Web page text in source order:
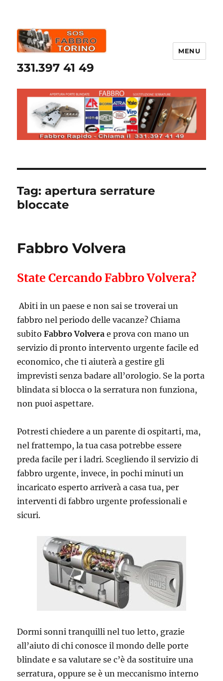
331.397 41 49
MENU
Tag:apertura serrature
bloccate
Fabbro Volvera
State Cercando Fabbro Volvera?
Abiti in un paese e non sai se troverai un
fabbro nel periodo delle vacanze? Chiama
subitoFabbro Volvera e prova con mano un
servizio di pronto intervento urgente facile ed
economico, che ti aiuterà a gestire gli
imprevisti senza badare all’orologio. Se la porta
blindata si blocca o la serratura non funziona,
non puoi aspettare.
Potresti chiedere a un parente di ospitarti, ma,
nel frattempo, la tua casa potrebbe essere
preda facile per i ladri. Scegliendo il servizio di
fabbro urgente, invece, in pochi minuti un
incaricato esperto arriverà a casa tua, per
interventi di fabbro urgente professionali e
sicuri.
Dormi sonni tranquilli nel tuo letto, grazie
all’aiuto di chi conosce il mondo delle porte
blindate e sa valutare se c’è da sostituire una
serratura, oppure se è un meccanismo interno